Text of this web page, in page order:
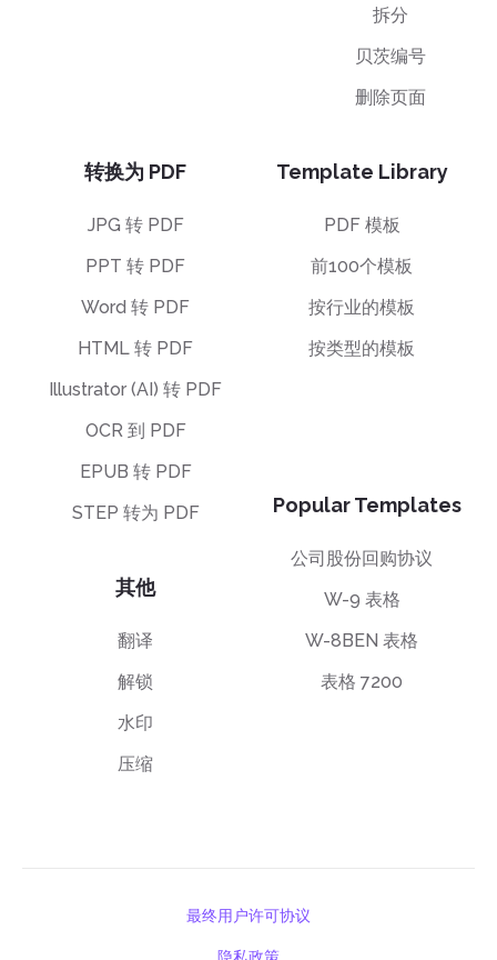
拆分
贝茨编号
删除页面
转换为 PDF
JPG 转 PDF
PPT 转 PDF
Word 转 PDF
HTML 转 PDF
Illustrator (AI) 转 PDF
OCR 到 PDF
EPUB 转 PDF
STEP 转为 PDF
其他
翻译
解锁
水印
压缩
Template Library
PDF 模板
前100个模板
按行业的模板
按类型的模板
Popular Templates
公司股份回购协议
W-9 表格
W-8BEN 表格
表格 7200
最终用户许可协议